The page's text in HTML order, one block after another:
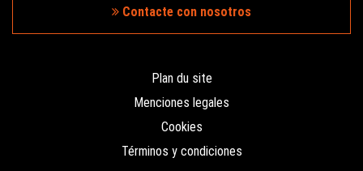
Contacte con nosotros
Plan du site
Menciones legales
Cookies
Términos y condiciones